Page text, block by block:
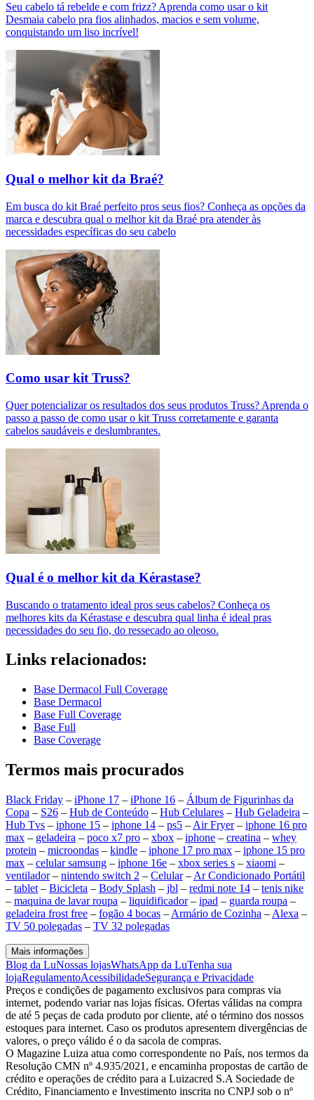
Seu cabelo tá rebelde e com frizz? Aprenda como usar o kit
Desmaia cabelo pra fios alinhados, macios e sem volume,
conquistando um liso incrível!
Qual o melhor kit da Braé?
Em busca do kit Braé perfeito pros seus fios? Conheça as opções da
marca e descubra qual o melhor kit da Braé pra atender às
necessidades específicas do seu cabelo
Como usar kit Truss?
Quer potencializar os resultados dos seus produtos Truss? Aprenda o
passo a passo de como usar o kit Truss corretamente e garanta
cabelos saudáveis e deslumbrantes.
Qual é o melhor kit da Kérastase?
Buscando o tratamento ideal pros seus cabelos? Conheça os
melhores kits da Kérastase e descubra qual linha é ideal pras
necessidades do seu fio, do ressecado ao oleoso.
Links relacionados:
Base Dermacol Full Coverage
Base Dermacol
Base Full Coverage
Base Full
Base Coverage
Termos mais procurados
Black Friday – iPhone 17 – iPhone 16 – Álbum de Figurinhas da
Copa – S26 – Hub de Conteúdo – Hub Celulares – Hub Geladeira –
Hub Tvs – iphone 15 – iphone 14 – ps5 – Air Fryer– iphone 16 pro
max – geladeira – poco x7 pro – xbox – iphone – creatina – whey
protein – microondas – kindle – iphone 17 pro max – iphone 15 pro
max – celular samsung – iphone 16e – xbox series s – xiaomi –
ventilador– nintendo switch 2 – Celular– Ar Condicionado Portátil
– tablet – Bicicleta – Body Splash – jbl – redmi note 14 – tenis nike
– maquina de lavar roupa – liquidificador– ipad – guarda roupa –
geladeira frost free – fogão 4 bocas – Armário de Cozinha – Alexa –
TV 50 polegadas – TV 32 polegadas
Mais informações
Blog da LuNossas lojasWhatsApp da LuTenha sua
lojaRegulamentoAcessibilidadeSegurança e Privacidade
Preços e condições de pagamento exclusivos para compras via
internet, podendo variar nas lojas físicas. Ofertas válidas na compra
de até 5 peças de cada produto por cliente, até o término dos nossos
estoques para internet. Caso os produtos apresentem divergências de
valores, o preço válido é o da sacola de compras.
O Magazine Luiza atua como correspondente no País, nos termos da
Resolução CMN nº 4.935/2021, e encaminha propostas de cartão de
crédito e operações de crédito para a Luizacred S.A Sociedade de
Crédito, Financiamento e Investimento inscrita no CNPJ sob o nº